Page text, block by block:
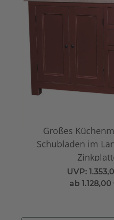
Großes
Schubladen im
UVP:
ab